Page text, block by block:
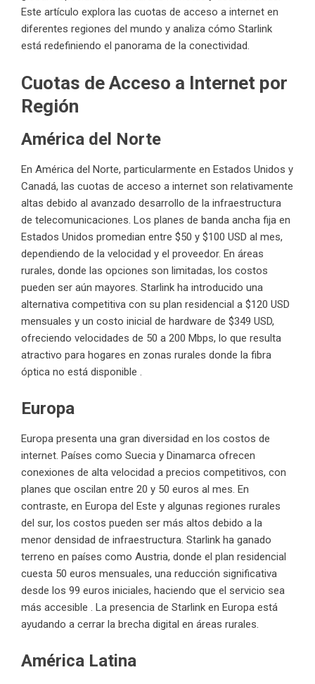
Este artículo explora las cuotas de acceso a internet en
diferentes regiones del mundo y analiza cómo Starlink
está redefiniendo el panorama de la conectividad.
Cuotas de Acceso a Internet por
Región
América del Norte
En América del Norte, particularmente en Estados Unidos y
Canadá, las cuotas de acceso a internet son relativamente
altas debido al avanzado desarrollo de la infraestructura
de telecomunicaciones. Los planes de banda ancha fija en
Estados Unidos promedian entre $50 y $100 USD al mes,
dependiendo de la velocidad y el proveedor. En áreas
rurales, donde las opciones son limitadas, los costos
pueden ser aún mayores. Starlink ha introducido una
alternativa competitiva con su plan residencial a $120 USD
mensuales y un costo inicial de hardware de $349 USD,
ofreciendo velocidades de 50 a 200 Mbps, lo que resulta
atractivo para hogares en zonas rurales donde la fibra
óptica no está disponible .
Europa
Europa presenta una gran diversidad en los costos de
internet. Países como Suecia y Dinamarca ofrecen
conexiones de alta velocidad a precios competitivos, con
planes que oscilan entre 20 y 50 euros al mes. En
contraste, en Europa del Este y algunas regiones rurales
del sur, los costos pueden ser más altos debido a la
menor densidad de infraestructura. Starlink ha ganado
terreno en países como Austria, donde el plan residencial
cuesta 50 euros mensuales, una reducción significativa
desde los 99 euros iniciales, haciendo que el servicio sea
más accesible . La presencia de Starlink en Europa está
ayudando a cerrar la brecha digital en áreas rurales.
América Latina